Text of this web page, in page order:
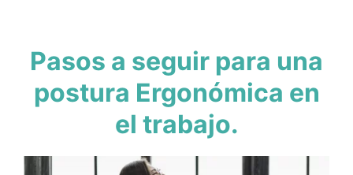
Pasos a seguir para una
postura Ergonómica en
el trabajo.